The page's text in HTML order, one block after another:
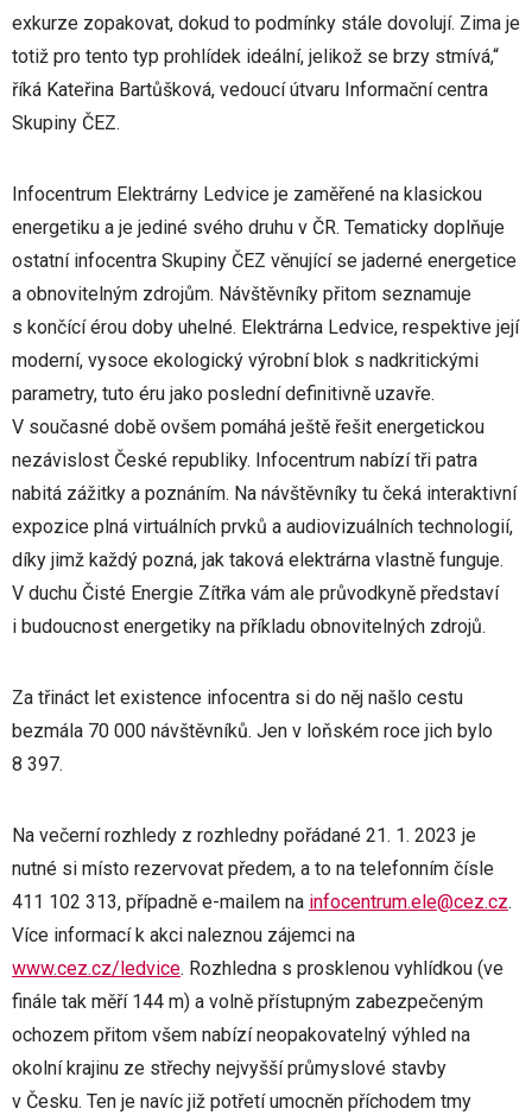
exkurze zopakovat, dokud to podmínky stále dovolují. Zima je
totiž pro tento typ prohlídek ideální, jelikož se brzy stmívá,“
říká Kateřina Bartůšková, vedoucí útvaru Informační centra
Skupiny ČEZ.
Infocentrum Elektrárny Ledvice je zaměřené na klasickou
energetiku a je jediné svého druhu v ČR. Tematicky doplňuje
ostatní infocentra Skupiny ČEZ věnující se jaderné energetice
a obnovitelným zdrojům. Návštěvníky přitom seznamuje
s končící érou doby uhelné. Elektrárna Ledvice, respektive její
moderní, vysoce ekologický výrobní blok s nadkritickými
parametry, tuto éru jako poslední definitivně uzavře.
V současné době ovšem pomáhá ještě řešit energetickou
nezávislost České republiky. Infocentrum nabízí tři patra
nabitá zážitky a poznáním. Na návštěvníky tu čeká interaktivní
expozice plná virtuálních prvků a audiovizuálních technologií,
díky jimž každý pozná, jak taková elektrárna vlastně funguje.
V duchu Čisté Energie Zítřka vám ale průvodkyně představí
i budoucnost energetiky na příkladu obnovitelných zdrojů.
Za třináct let existence infocentra si do něj našlo cestu
bezmála 70 000 návštěvníků. Jen v loňském roce jich bylo
8 397.
Na večerní rozhledy z rozhledny pořádané 21. 1. 2023 je
nutné si místo rezervovat předem, a to na telefonním čísle
411 102 313, případně e-mailem na infocentrum.ele@cez.cz.
Více informací k akci naleznou zájemci na
www.cez.cz/ledvice. Rozhledna s prosklenou vyhlídkou (ve
finále tak měří 144 m) a volně přístupným zabezpečeným
ochozem přitom všem nabízí neopakovatelný výhled na
okolní krajinu ze střechy nejvyšší průmyslové stavby
v Česku. Ten je navíc již potřetí umocněn příchodem tmy